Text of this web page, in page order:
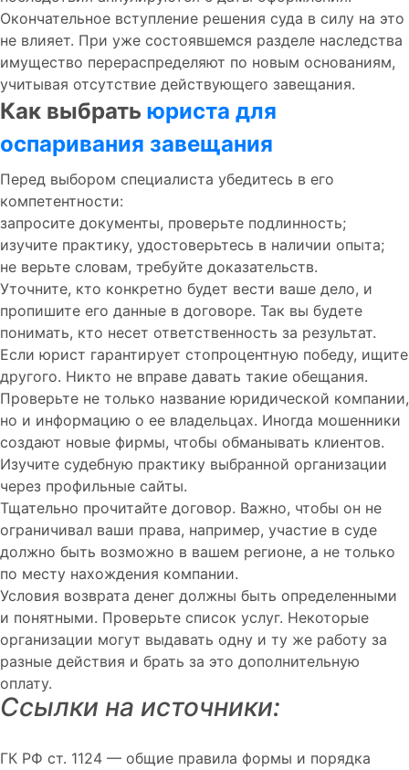
Окончательное вступление решения суда в силу на это
не влияет. При уже состоявшемся разделе наследства
имущество перераспределяют по новым основаниям,
учитывая отсутствие действующего завещания.
Как выбрать юриста для
оспаривания завещания
Перед выбором специалиста убедитесь в его
компетентности:
запросите документы, проверьте подлинность;
изучите практику, удостоверьтесь в наличии опыта;
не верьте словам, требуйте доказательств.
Уточните, кто конкретно будет вести ваше дело, и
пропишите его данные в договоре. Так вы будете
понимать, кто несет ответственность за результат.
Если юрист гарантирует стопроцентную победу, ищите
другого. Никто не вправе давать такие обещания.
Проверьте не только название юридической компании,
но и информацию о ее владельцах. Иногда мошенники
создают новые фирмы, чтобы обманывать клиентов.
Изучите судебную практику выбранной организации
через профильные сайты.
Тщательно прочитайте договор. Важно, чтобы он не
ограничивал ваши права, например, участие в суде
должно быть возможно в вашем регионе, а не только
по месту нахождения компании.
Условия возврата денег должны быть определенными
и понятными. Проверьте список услуг. Некоторые
организации могут выдавать одну и ту же работу за
разные действия и брать за это дополнительную
оплату.
Ссылки на источники:
ГК РФ ст. 1124 — общие правила формы и порядка